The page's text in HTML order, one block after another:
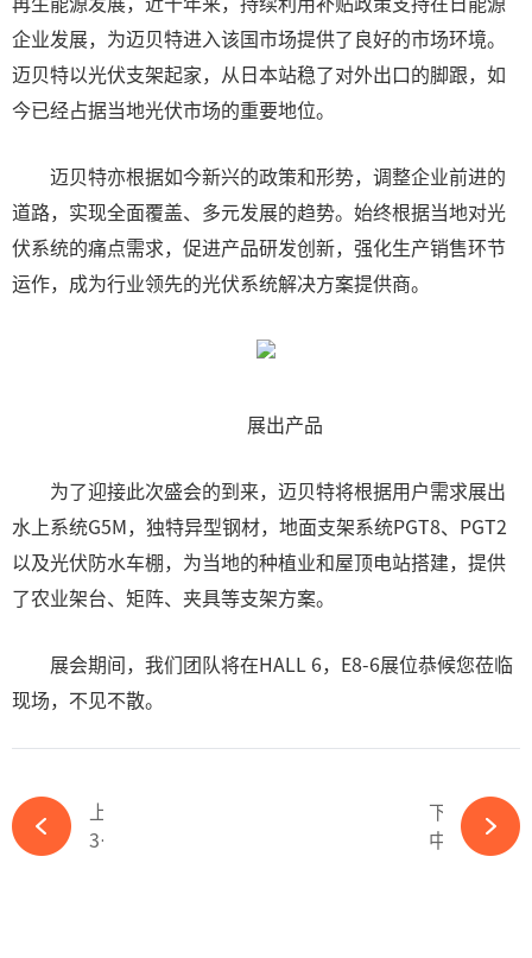
企业发展，为迈贝特进入该国市场提供了良好的市场环境。
迈贝特以光伏支架起家，从日本站稳了对外出口的脚跟，如
今已经占据当地光伏市场的重要地位。
迈贝特亦根据如今新兴的政策和形势，调整企业前进的
道路，实现全面覆盖、多元发展的趋势。始终根据当地对光
伏系统的痛点需求，促进产品研发创新，强化生产销售环节
运作，成为行业领先的光伏系统解决方案提供商。
展出产品
为了迎接此次盛会的到来，迈贝特将根据用户需求展出
水上系统G5M，独特异型钢材，地面支架系统PGT8、PGT2
以及光伏防水车棚，为当地的种植业和屋顶电站搭建，提供
了农业架台、矩阵、夹具等支架方案。
展会期间，我们团队将在HALL 6，E8-6展位恭候您莅临
现场，不见不散。
3000亿浙能集团临光伏凛冬：中来股份成烫手洋芋？-ky体育APP官网下载
下一篇
中来股份严正声明-ky体育APP官网下载